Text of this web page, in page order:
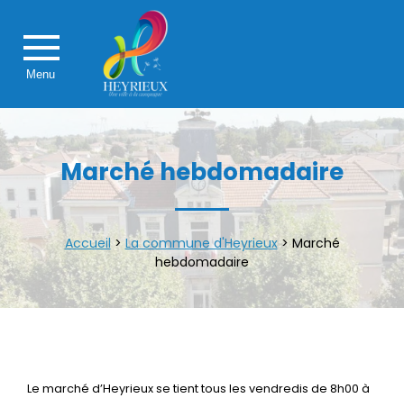
Menu
Marché hebdomadaire
Accueil> La commune d'Heyrieux>Marché
hebdomadaire
Le marché d’Heyrieux se tient tous les vendredis de 8h00 à